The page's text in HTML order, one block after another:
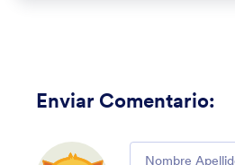
Enviar Comentario: